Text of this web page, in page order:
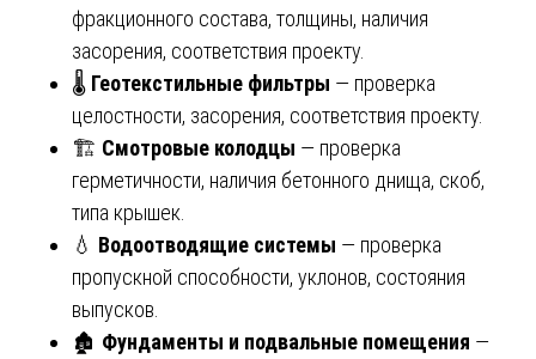
фракционного состава, толщины, наличия
засорения, соответствия проекту.
🌡️ Геотекстильные фильтры — проверка
целостности, засорения, соответствия проекту.
🏗️ Смотровые колодцы — проверка
герметичности, наличия бетонного днища, скоб,
типа крышек.
💧 Водоотводящие системы — проверка
пропускной способности, уклонов, состояния
выпусков.
🏚️ Фундаменты и подвальные помещения —